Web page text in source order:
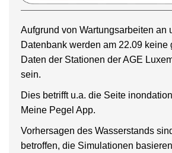
Aufgrund von Wartungsarbeiten an
Datenbank werden am 22.09 keine
Daten der Stationen der AGE
sein.
Dies betrifft u.a. die Seite
Meine Pegel App.
Vorhersagen des Wasserstands
betroffen, die Simulationen